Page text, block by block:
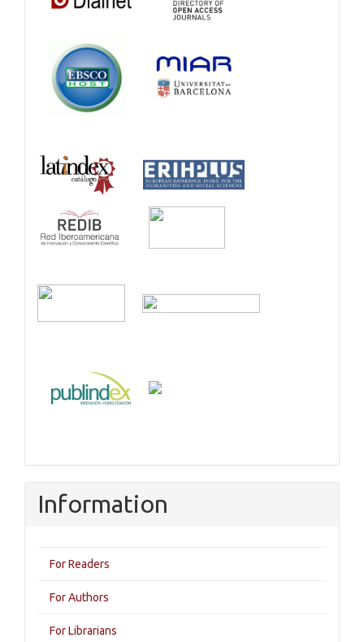
Information
For Readers
For Authors
For Librarians